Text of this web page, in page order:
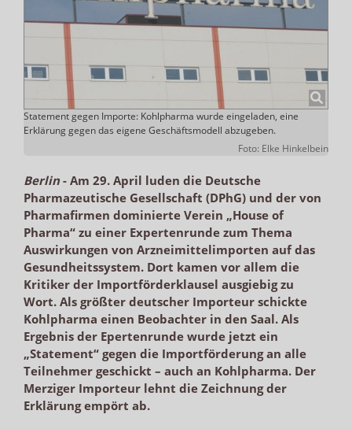
Statement gegen Importe: Kohlpharma wurde eingeladen, eine
Erklärung gegen das eigene Geschäftsmodell abzugeben.
Foto: Elke Hinkelbein
Berlin- Am 29. April luden die Deutsche
Pharmazeutische Gesellschaft (DPhG) und der von
Pharmafirmen dominierte Verein „House of
Pharma“ zu einer Expertenrunde zum Thema
Auswirkungen von Arzneimittelimporten auf das
Gesundheitssystem. Dort kamen vor allem die
Kritiker der Importförderklausel ausgiebig zu
Wort. Als größter deutscher Importeur schickte
Kohlpharma einen Beobachter in den Saal. Als
Ergebnis der Epertenrunde wurde jetzt ein
„Statement“ gegen die Importförderung an alle
Teilnehmer geschickt – auch an Kohlpharma. Der
Merziger Importeur lehnt die Zeichnung der
Erklärung empört ab.